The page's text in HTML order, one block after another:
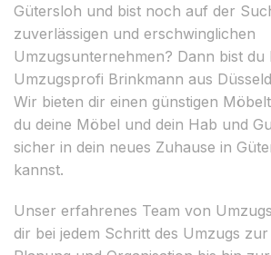
Gütersloh und bist noch auf der
zuverlässigen und erschwinglichen
Umzugsunternehmen? Dann bist du
Umzugsprofi Brinkmann aus
Wir bieten dir einen günstigen
du deine Möbel und dein Hab und
sicher in dein neues Zuhause in
kannst.
Unser erfahrenes Team von
dir bei jedem Schritt des Umzugs